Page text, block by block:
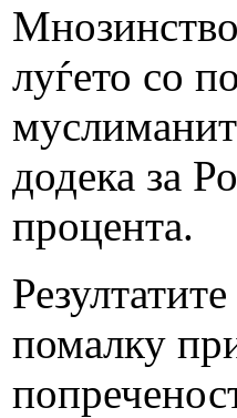
Мнозинство
луѓето со
додека за
процента.
помалку